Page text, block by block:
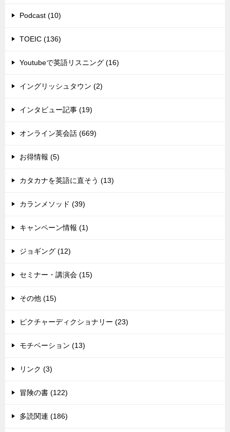
Podcast (10)
TOEIC (136)
Youtubeで英語リスニング (16)
イングリッシュタウン (2)
インタビュー記事 (19)
オンライン英会話 (669)
お得情報 (5)
カタカナを英語に直そう (13)
カランメソッド (39)
キャンペーン情報 (1)
ジョギング (12)
セミナー・講演会 (15)
その他 (15)
ピクチャーディクショナリー (23)
モチベーション (13)
リンク (3)
冒険の書 (122)
多読関連 (186)